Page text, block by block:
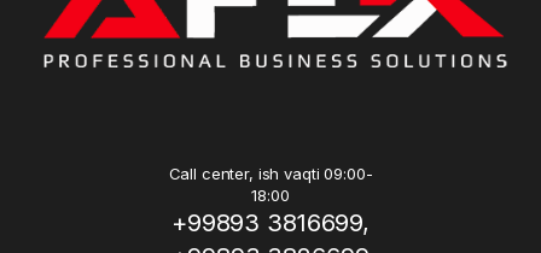
Call center, ish vaqti 09:00-
18:00
+99893 3816699,